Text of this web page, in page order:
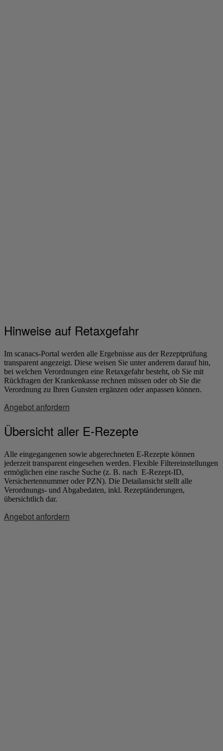
Hinweise auf Retaxgefahr
Im scanacs-Portal werden alle Ergebnisse aus der Rezeptprüfung
transparent angezeigt. Diese weisen Sie unter anderem darauf hin,
bei welchen Verordnungen eine Retaxgefahr besteht, ob Sie mit
Rückfragen der Krankenkasse rechnen müssen oder ob Sie die
Verordnung zu Ihren Gunsten ergänzen oder anpassen können.
Angebot anfordern
Übersicht aller E-Rezepte
Alle eingegangenen sowie abgerechneten E-Rezepte können
jederzeit transparent eingesehen werden. Flexible Filtereinstellungen
ermöglichen eine rasche Suche (z. B. nach E-Rezept-ID,
Versichertennummer oder PZN). Die Detailansicht stellt alle
Verordnungs- und Abgabedaten, inkl. Rezeptänderungen,
übersichtlich dar.
Angebot anfordern